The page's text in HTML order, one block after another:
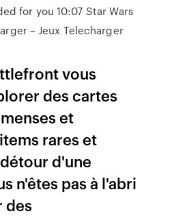
for you 10:07 Star Wars
– Jeux Telecharger
vous
des cartes
et
rares et
d'une
n'êtes pas à l'abri
des